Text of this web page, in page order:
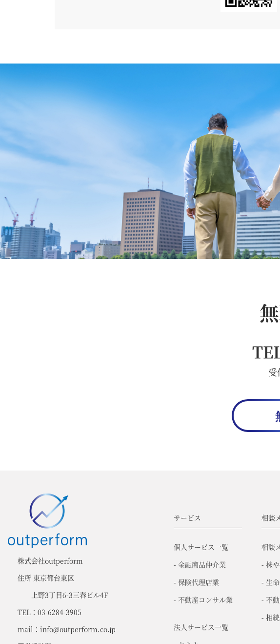
受
株式会社outperform
住所 東京都台東区
上野3丁目6-3三春ビル4F
TEL：03-6284-3905
mail：info@outperform.co.jp
サービス
個人サービス一覧
- 金融商品仲介業
- 保険代理店業
- 不動産コンサル業
法人サービス一覧
相談
相談
- 株
- 生
- 不
- 相